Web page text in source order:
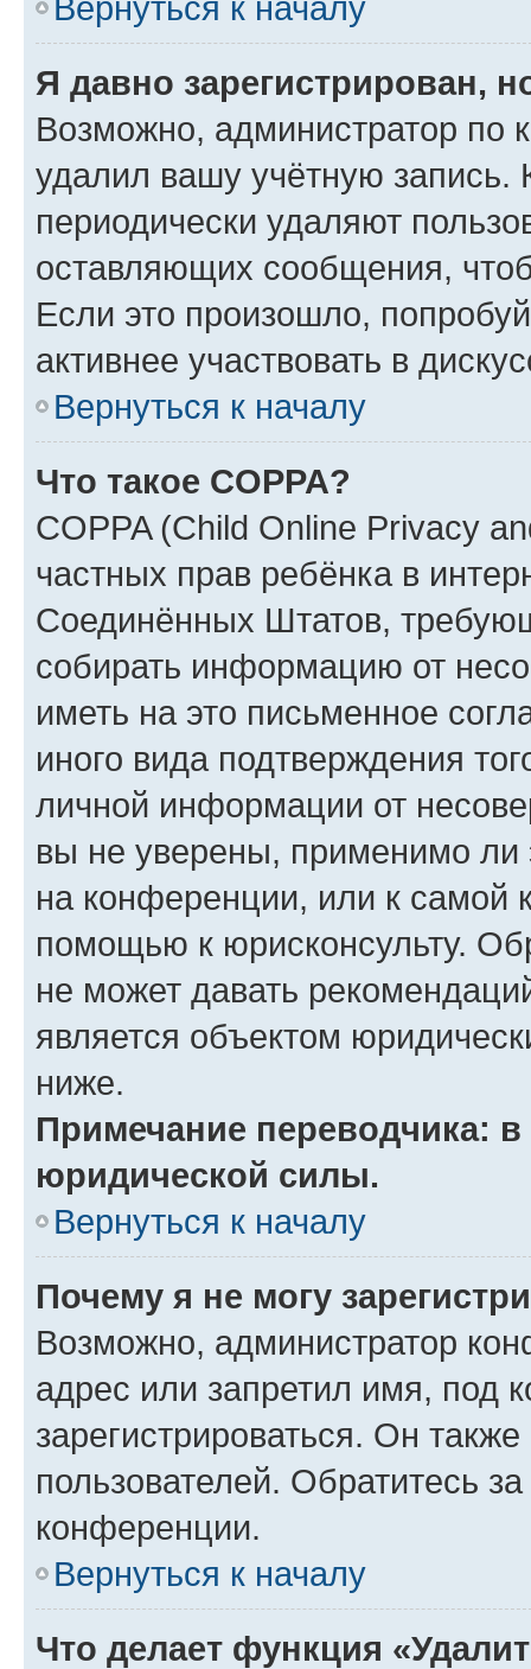
Я давно зарегистрирован,
Возможно, администратор по
удалил вашу учётную запись.
периодически удаляют
оставляющих сообщения,
Если это произошло,
активнее участвовать в
Вернуться к началу
Что такое COPPA?
COPPA (Child Online Privacy
частных прав ребёнка в
Соединённых Штатов,
собирать информацию от
иметь на это письменное
иного вида подтверждения
личной информации от
вы не уверены, применимо ли
на конференции, или к самой
помощью к юрисконсульту.
не может давать
является объектом
ниже.
Примечание переводчика:
юридической силы.
Вернуться к началу
Почему я не могу
Возможно, администратор
адрес или запретил имя, под
зарегистрироваться. Он
пользователей. Обратитесь
конференции.
Вернуться к началу
Что делает функция